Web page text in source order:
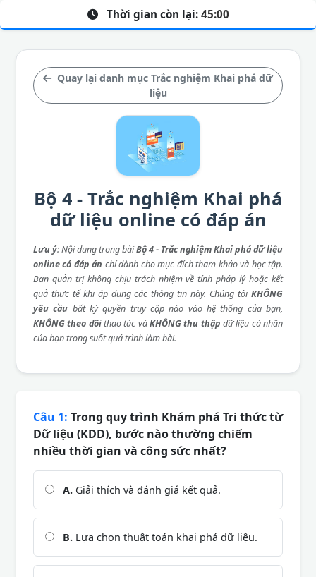
Quay lại danh mục Trắc nghiệm Khai phá dữ
liệu
Bộ 4 - Trắc nghiệm Khai phá
dữ liệu online có đáp án
Lưu ý: Nội dung trong bàiBộ 4 - Trắc nghiệm Khai phá dữ liệu
online có đáp án chỉ dành cho mục đích tham khảo và học tập.
Ban quản trị không chịu trách nhiệm về tính pháp lý hoặc kết
quả thực tế khi áp dụng các thông tin này. Chúng tôi KHÔNG
yêu cầu bất kỳ quyền truy cập nào vào hệ thống của bạn,
KHÔNG theo dõithao tác vàKHÔNG thu thập dữ liệu cá nhân
của bạn trong suốt quá trình làm bài.
Thời gian còn lại: 45:00
Câu 1: Trong quy trình Khám phá Tri thức từ
Dữ liệu (KDD), bước nào thường chiếm
nhiều thời gian và công sức nhất?
A. Giải thích và đánh giá kết quả.
B. Lựa chọn thuật toán khai phá dữ liệu.